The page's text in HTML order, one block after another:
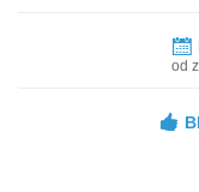
od